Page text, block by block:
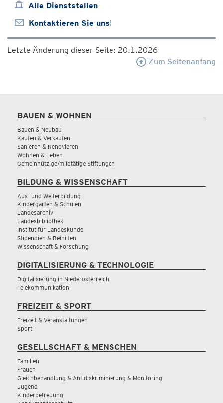
Alle Dienststellen
Kontaktieren Sie uns!
Letzte Änderung dieser Seite: 20.1.2026
Zum Seitenanfang
BAUEN & WOHNEN
Bauen & Neubau
Kaufen & Verkaufen
Sanieren & Renovieren
Wohnen & Leben
Gemeinnützige/mildtätige Stiftungen
BILDUNG & WISSENSCHAFT
Aus- und Weiterbildung
Kindergärten & Schulen
Landesarchiv
Landesbibliothek
Institut für Landeskunde
Stipendien & Beihilfen
Wissenschaft & Forschung
DIGITALISIERUNG & TECHNOLOGIE
Digitalisierung in Niederösterreich
Telekommunikation
FREIZEIT & SPORT
Freizeit & Veranstaltungen
Sport
GESELLSCHAFT & MENSCHEN
Familien
Frauen
Gleichbehandlung & Antidiskriminierung & Monitoring
Jugend
Kinderbetreuung